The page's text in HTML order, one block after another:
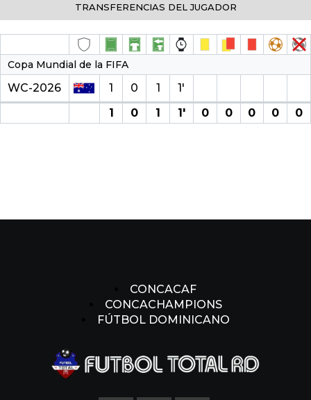
TRANSFERENCIAS DEL JUGADOR
Copa Mundial de la FIFA
WC-2026 1 0 1
1′
1
0 1 1′ 0 0 0 0 0
CONCACAF
CONCACHAMPIONS
FÚTBOL DOMINICANO